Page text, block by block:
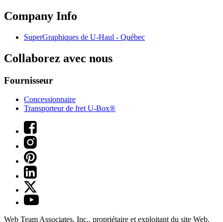
Company Info
SuperGraphiques de U-Haul - Québec
Collaborez avec nous
Fournisseur
Concessionnaire
Transporteur de fret U-Box®
Web Team Associates, Inc., propriétaire et exploitant du site Web.